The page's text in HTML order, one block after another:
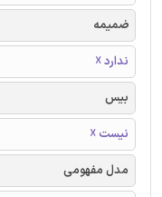
ضمیمه
ندارد ☓
بیس
نیست ☓
مدل مفهومی